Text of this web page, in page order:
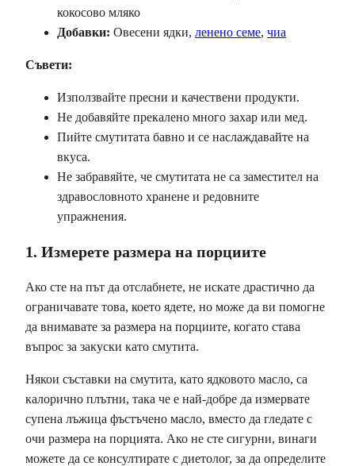
кокосово мляко
Добавки: Овесени ядки, ленено семе, чиа
Съвети:
Използвайте пресни и качествени продукти.
Не добавяйте прекалено много захар или мед.
Пийте смутитата бавно и се наслаждавайте на
вкуса.
Не забравяйте, че смутитата не са заместител на
здравословното хранене и редовните
упражнения.
1. Измерете размера на порциите
Ако сте на път да отслабнете, не искате драстично да
ограничавате това, което ядете, но може да ви помогне
да внимавате за размера на порциите, когато става
въпрос за закуски като смутита.
Някои съставки на смутита, като ядковото масло, са
калорично плътни, така че е най-добре да измервате
супена лъжица фъстъчено масло, вместо да гледате с
очи размера на порцията. Ако не сте сигурни, винаги
можете да се консултирате с диетолог, за да определите